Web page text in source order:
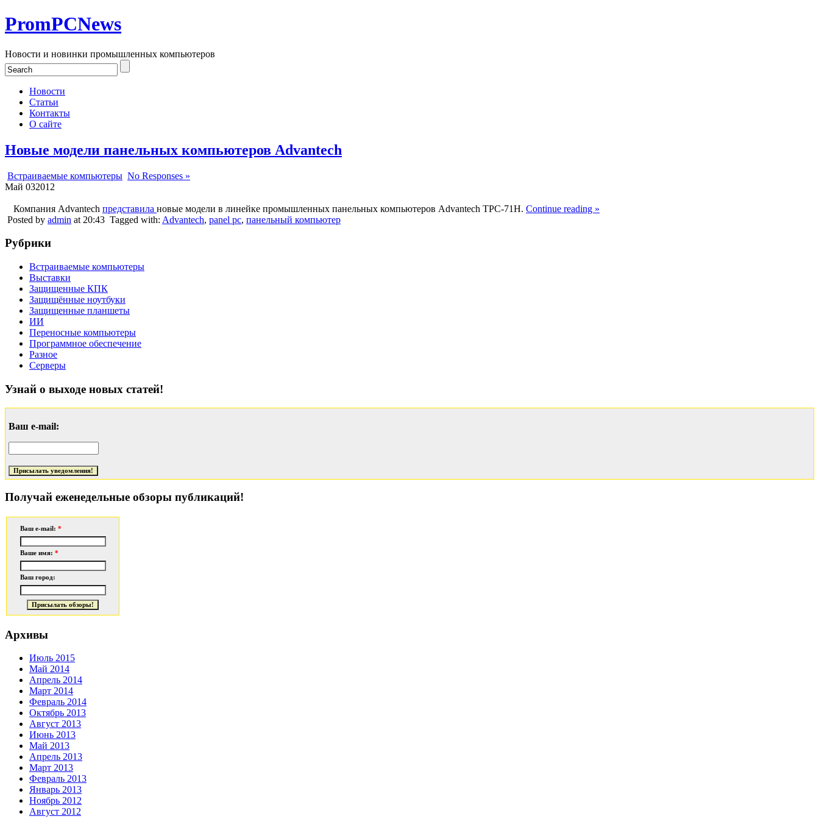
PromPCNews
Новости и новинки промышленных компьютеров
Новости
Статьи
Контакты
О сайте
Новые модели панельных компьютеров Advantech
Встраиваемые компьютеры No Responses »
Май 032012
Компания Advantech представила новые модели в линейке промышленных панельных компьютеров Advantech TPC-71H. Continue reading »
Posted by admin at 20:43 Tagged with: Advantech, panel pc, панельный компьютер
Рубрики
Встраиваемые компьютеры
Выставки
Защищенные КПК
Защищённые ноутбуки
Защищенные планшеты
ИИ
Переносные компьютеры
Программное обеспечение
Разное
Серверы
Узнай о выходе новых статей!
Ваш e-mail:
Получай еженедельные обзоры публикаций!
Ваш e-mail: *
Ваше имя: *
Ваш город:
Архивы
Июль 2015
Май 2014
Апрель 2014
Март 2014
Февраль 2014
Октябрь 2013
Август 2013
Июнь 2013
Май 2013
Апрель 2013
Март 2013
Февраль 2013
Январь 2013
Ноябрь 2012
Август 2012